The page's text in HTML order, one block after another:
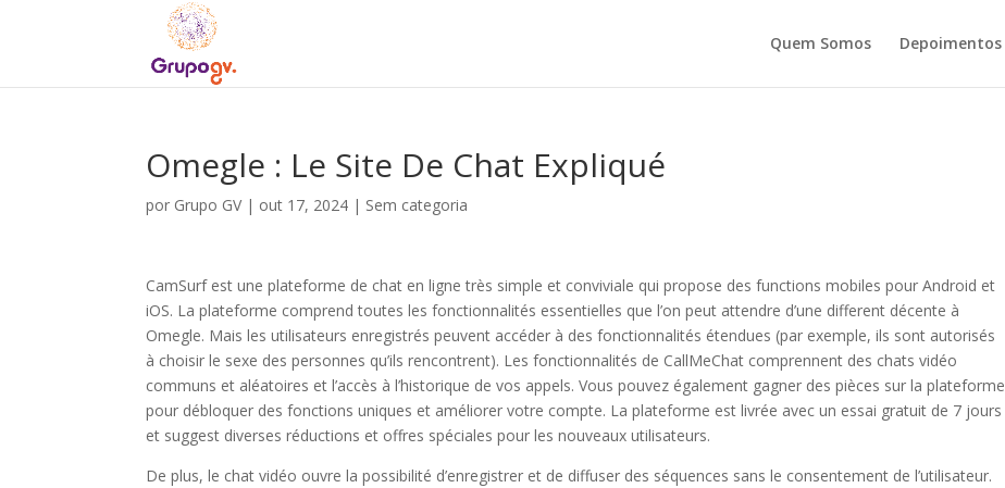
Quem Somos Depoimentos
Omegle : Le Site De Chat Expliqué
por Grupo GV| out 17, 2024 | Sem categoria
CamSurf est une plateforme de chat en ligne très simple et conviviale qui propose des functions mobiles pour Android et
iOS. La plateforme comprend toutes les fonctionnalités essentielles que l’on peut attendre d’une different décente à
Omegle. Mais les utilisateurs enregistrés peuvent accéder à des fonctionnalités étendues (par exemple, ils sont autorisés
à choisir le sexe des personnes qu’ils rencontrent). Les fonctionnalités de CallMeChat comprennent des chats vidéo
communs et aléatoires et l’accès à l’historique de vos appels. Vous pouvez également gagner des pièces sur la plateforme
pour débloquer des fonctions uniques et améliorer votre compte. La plateforme est livrée avec un essai gratuit de 7 jours
et suggest diverses réductions et offres spéciales pour les nouveaux utilisateurs.
De plus, le chat vidéo ouvre la possibilité d’enregistrer et de diffuser des séquences sans le consentement de l’utilisateur.